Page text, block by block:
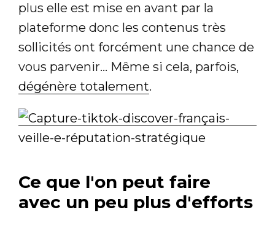
plus elle est mise en avant par la
plateforme donc les contenus très
sollicités ont forcément une chance de
vous parvenir... Même si cela, parfois,
dégénère totalement.
Ce que l'on peut faire
avec un peu plus d'efforts